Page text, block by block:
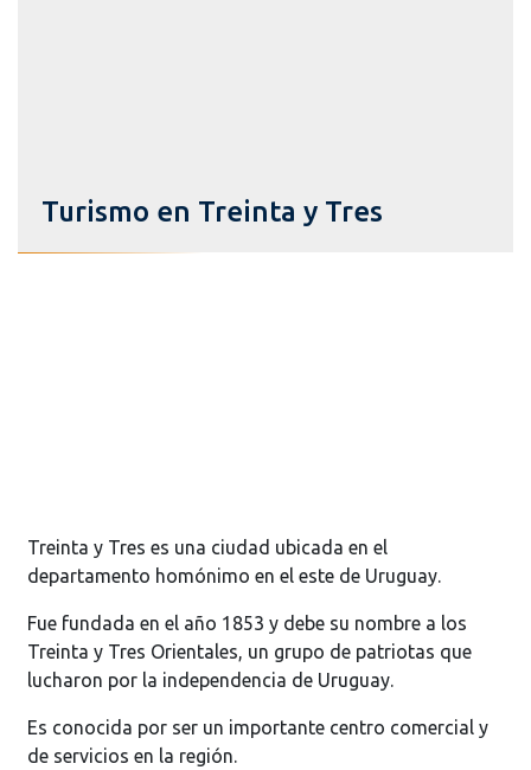
Turismo en Treinta y Tres
Treinta y Tres es una ciudad ubicada en el
departamento homónimo en el este de Uruguay.
Fue fundada en el año 1853 y debe su nombre a los
Treinta y Tres Orientales, un grupo de patriotas que
lucharon por la independencia de Uruguay.
Es conocida por ser un importante centro comercial y
de servicios en la región.